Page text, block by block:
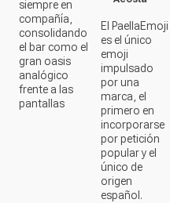
siempre en
compañía,
consolidando
el bar como el
gran oasis
analógico
frente a las
pantallas
El PaellaEmoji
es el único
emoji
impulsado
por una
marca, el
primero en
incorporarse
por petición
popular y el
único de
origen
español.